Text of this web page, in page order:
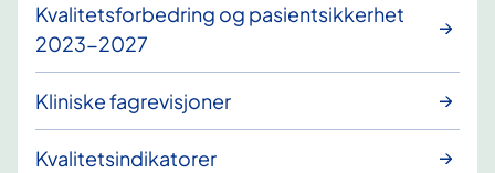
Kvalitetsforbedring og pasientsikkerhet
2023-2027
Kliniske fagrevisjoner
Kvalitetsindikatorer